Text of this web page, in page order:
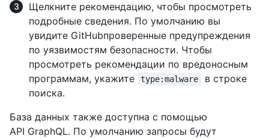
Щелкните рекомендацию, чтобы просмотреть
подробные сведения. По умолчанию вы
увидите GitHubпроверенные предупреждения
по уязвимостям безопасности. Чтобы
просмотреть рекомендации по вредоносным
программам, укажите
type:malware
в строке
поиска.
База данных также доступна с помощью
API GraphQL. По умолчанию запросы будут